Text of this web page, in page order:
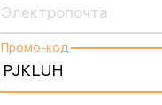
Электропочта
Промо-код